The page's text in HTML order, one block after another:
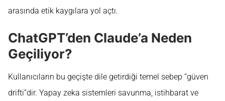
arasında etik kaygılara yol açtı.
ChatGPT’den Claude’a Neden
Geçiliyor?
Kullanıcıların bu geçişte dile getirdiği temel sebep “güven
drifti”dir. Yapay zeka sistemleri savunma, istihbarat ve